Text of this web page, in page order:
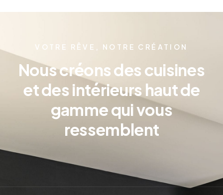
VOTRE RÊVE, NOTRE CRÉATION
Nous créons des cuisines
et des intérieurs haut de
gamme qui vous
ressemblent